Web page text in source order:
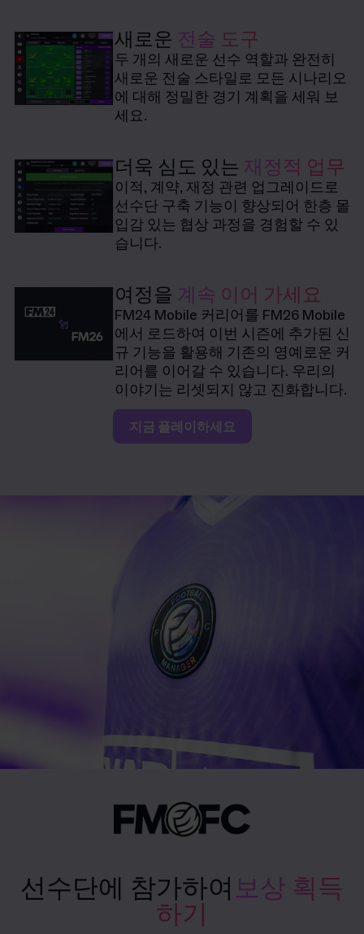
새로운 전술 도구
두 개의 새로운 선수 역할과 완전히
새로운 전술 스타일로 모든 시나리오
에 대해 정밀한 경기 계획을 세워 보
세요.
더욱 심도 있는 재정적 업무
이적, 계약, 재정 관련 업그레이드로
선수단 구축 기능이 향상되어 한층 몰
입감 있는 협상 과정을 경험할 수 있
습니다.
여정을 계속 이어 가세요
FM24 Mobile 커리어를 FM26 Mobile
에서 로드하여 이번 시즌에 추가된 신
규 기능을 활용해 기존의 영예로운 커
리어를 이어갈 수 있습니다. 우리의
이야기는 리셋되지 않고 진화합니다.
지금 플레이하세요
선수단에 참가하여 보상 획득
하기